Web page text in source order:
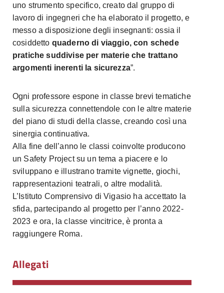
uno strumento specifico, creato dal gruppo di
lavoro di ingegneri che ha elaborato il progetto, e
messo a disposizione degli insegnanti: ossia il
cosiddetto quaderno di viaggio, con schede
pratiche suddivise per materie che trattano
argomenti inerenti la sicurezza”.
Ogni professore espone in classe brevi tematiche
sulla sicurezza connettendole con le altre materie
del piano di studi della classe, creando così una
sinergia continuativa.
Alla fine dell’anno le classi coinvolte producono
un Safety Project su un tema a piacere e lo
sviluppano e illustrano tramite vignette, giochi,
rappresentazioni teatrali, o altre modalità.
L’Istituto Comprensivo di Vigasio ha accettato la
sfida, partecipando al progetto per l’anno 2022-
2023 e ora, la classe vincitrice, è pronta a
raggiungere Roma.
Allegati